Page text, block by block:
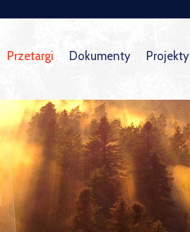
Przetargi Dokumenty Projekty